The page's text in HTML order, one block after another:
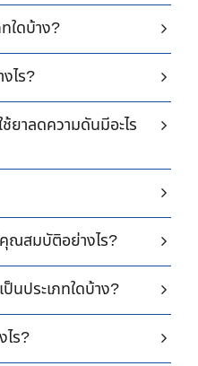
ใดบ้าง?
ไร?
ยาลดความดันมีอะไร
ณสมบัติอย่างไร?
นประเภทใดบ้าง?
ร?